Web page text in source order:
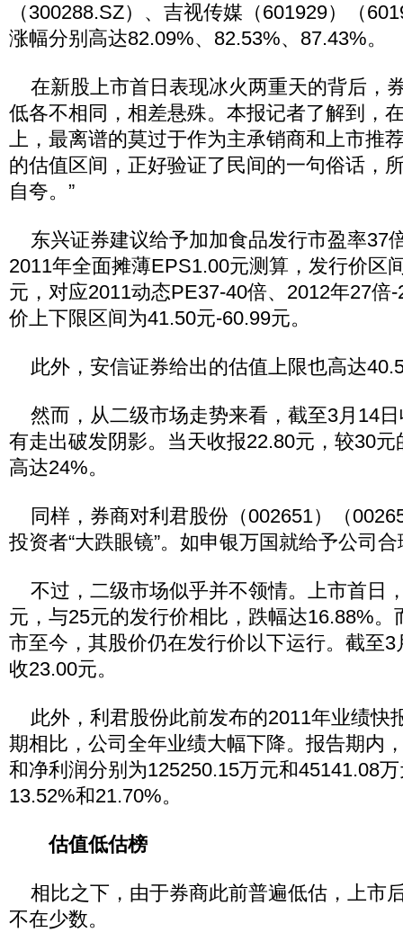
（300288.SZ）、吉视传媒（601929）（
涨幅分别高达82.09%、82.53%、87.43%。
在新股上市首日表现冰火两重天的背后，
低各不相同，相差悬殊。本报记者了解到，
上，最离谱的莫过于作为主承销商和上市推
的估值区间，正好验证了民间的一句俗话，
自夸。”
东兴证券建议给予加加食品发行市盈率37
2011年全面摊薄EPS1.00元测算，发行价区
元，对应2011动态PE37-40倍、2012年27倍
价上下限区间为41.50元-60.99元。
此外，安信证券给出的估值上限也高达
然而，从二级市场走势来看，截至3月14
有走出破发阴影。当天收报22.80元，较30
高达24%。
同样，券商对利君股份（002651）（
投资者“大跌眼镜”。如申银万国就给予公司
不过，二级市场似乎并不领情。上市首日
元，与25元的发行价相比，跌幅达16.88%。
市至今，其股价仍在发行价以下运行。截至
收23.00元。
此外，利君股份此前发布的2011年业绩快
期相比，公司全年业绩大幅下降。报告期内
和净利润分别为125250.15万元和45141.08
13.52%和21.70%。
估值低估榜
相比之下，由于券商此前普遍低估，上市
不在少数。